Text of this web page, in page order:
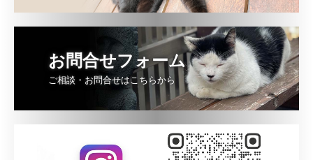
お問合せフォーム
ご相談・お問合せはこちらから